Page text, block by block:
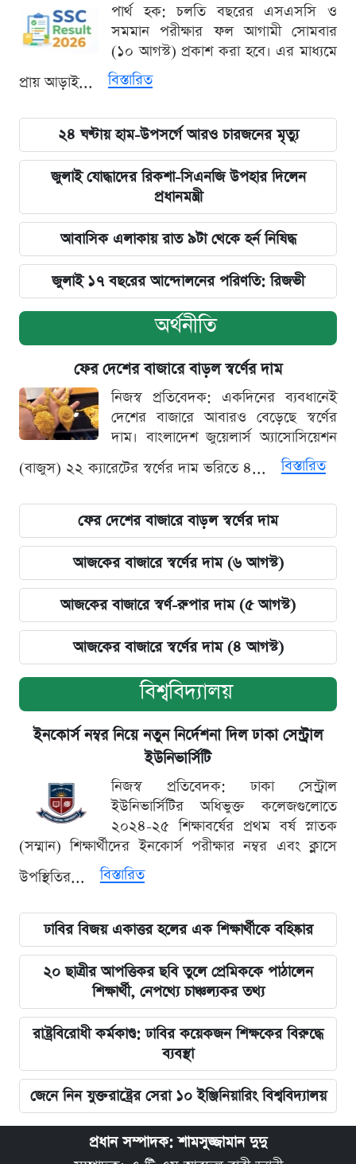
পার্থ হক: চলতি বছরের এসএসসি ও
সমমান পরীক্ষার ফল আগামী সোমবার
(১০ আগস্ট) প্রকাশ করা হবে। এর মাধ্যমে
প্রায় আড়াই...
বিস্তারিত
২৪ ঘণ্টায় হাম-উপসর্গে আরও চারজনের মৃত্যু
জুলাই যোদ্ধাদের রিকশা-সিএনজি উপহার দিলেন
প্রধানমন্ত্রী
আবাসিক এলাকায় রাত ৯টা থেকে হর্ন নিষিদ্ধ
জুলাই ১৭ বছরের আন্দোলনের পরিণতি: রিজভী
অর্থনীতি
ফের দেশের বাজারে বাড়ল স্বর্ণের দাম
নিজস্ব প্রতিবেদক: একদিনের ব্যবধানেই
দেশের বাজারে আবারও বেড়েছে স্বর্ণের
দাম। বাংলাদেশ জুয়েলার্স অ্যাসোসিয়েশন
(বাজুস) ২২ ক্যারেটের স্বর্ণের দাম ভরিতে ৪...
বিস্তারিত
ফের দেশের বাজারে বাড়ল স্বর্ণের দাম
আজকের বাজারে স্বর্ণের দাম (৬ আগস্ট)
আজকের বাজারে স্বর্ণ-রুপার দাম (৫ আগস্ট)
আজকের বাজারে স্বর্ণের দাম (৪ আগস্ট)
বিশ্ববিদ্যালয়
ইনকোর্স নম্বর নিয়ে নতুন নির্দেশনা দিল ঢাকা সেন্ট্রাল
ইউনিভার্সিটি
নিজস্ব প্রতিবেদক: ঢাকা সেন্ট্রাল
ইউনিভার্সিটির অধিভুক্ত কলেজগুলোতে
২০২৪-২৫ শিক্ষাবর্ষের প্রথম বর্ষ স্নাতক
(সম্মান) শিক্ষার্থীদের ইনকোর্স পরীক্ষার নম্বর এবং ক্লাসে
উপস্থিতির...
বিস্তারিত
ঢাবির বিজয় একাত্তর হলের এক শিক্ষার্থীকে বহিষ্কার
২০ ছাত্রীর আপত্তিকর ছবি তুলে প্রেমিককে পাঠালেন
শিক্ষার্থী, নেপথ্যে চাঞ্চল্যকর তথ্য
রাষ্ট্রবিরোধী কর্মকাণ্ড: ঢাবির কয়েকজন শিক্ষকের বিরুদ্ধে
ব্যবস্থা
জেনে নিন যুক্তরাষ্ট্রের সেরা ১০ ইঞ্জিনিয়ারিং বিশ্ববিদ্যালয়
প্রধান সম্পাদক: শামসুজ্জামান দুদু